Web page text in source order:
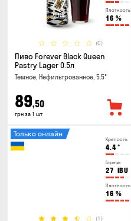
Плотность
16 %
(0)
Пиво Forever Black Queen
Pastry Lager 0.5л
Темное, Нефильтрованное, 5.5°
89,50
грн за 1 шт
Крепость
4.4°
Горечь
27 IBU
Плотность
16 %
(1)
Только онлайн